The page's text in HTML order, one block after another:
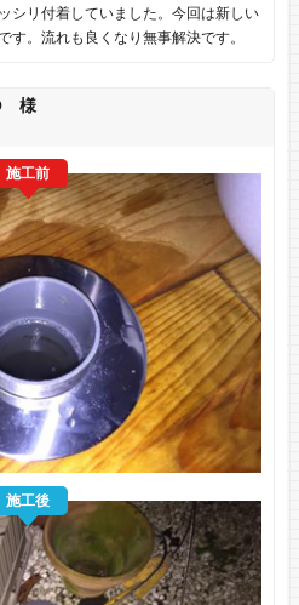
シリ付着していました。今回は新しい
す。流れも良くなり無事解決です。
様
施工前
施工後